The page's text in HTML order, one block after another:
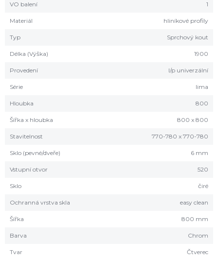
VO balení 1
Materiál hliníkové profily
Typ Sprchový kout
Délka (Výška) 1900
Provedení l/p univerzální
Série lima
Hloubka 800
Šířka x hloubka 800 x 800
Stavitelnost 770-780 x 770-780
Sklo (pevné/dveře) 6 mm
Vstupní otvor 520
Sklo čiré
Ochranná vrstva skla easy clean
Šířka 800 mm
Barva Chrom
Tvar Čtverec